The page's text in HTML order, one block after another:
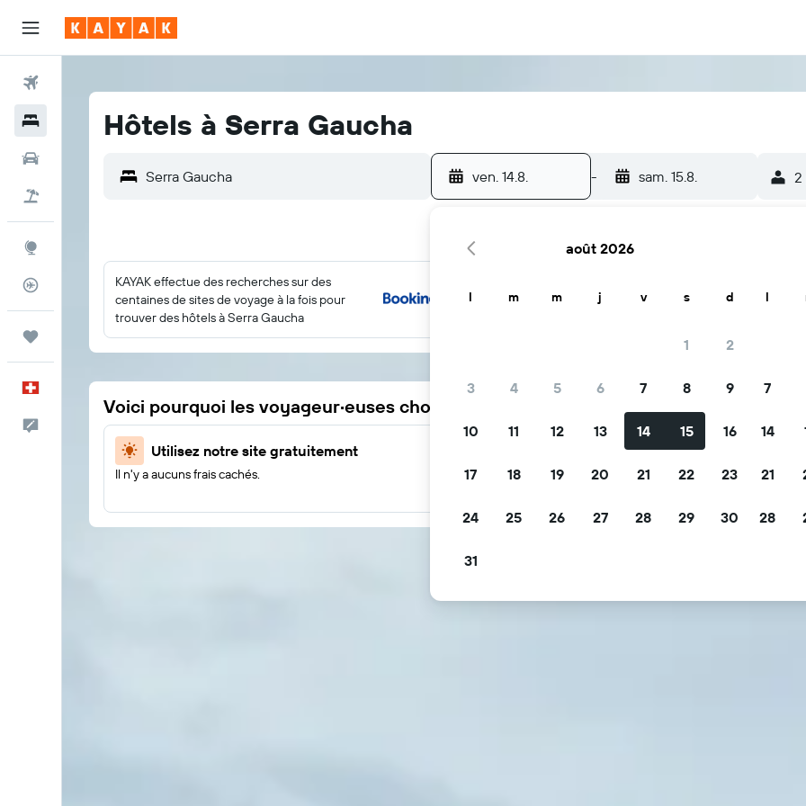
Suivi des vols
Français
Commentaires
Hôtels à Serra Gaucha
ven. 14.8. - sam. 15.8. 2
KAYAK effectue des recherches sur des
centaines de sites de voyage à la fois pour
trouver des hôtels à Serra Gaucha
Voici pourquoi les voyageur·euses choisissent KAYAK
Utilisez notre site gratuitement
Il n'y a aucuns frais cachés.
Filtrez par annulation gratuite, petit déjeuner gratuit et
août 2026
l m m j v s d
1 2
3 4 5 6 7 8 9
10 11 12 13 14 15 16
17 18 19 20 21 22 23
24 25 26 27 28 29 30
31
l
7
14
21
28